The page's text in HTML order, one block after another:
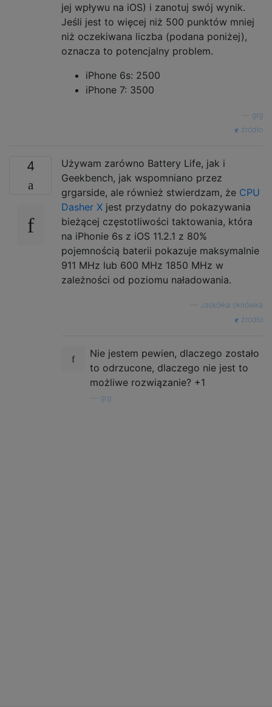
jej wpływu na iOS) i zanotuj swój wynik.
Jeśli jest to więcej niż 500 punktów mniej
niż oczekiwana liczba (podana poniżej),
oznacza to potencjalny problem.
iPhone 6s: 2500
iPhone 7: 3500
grg
źródło
4
Używam zarówno Battery Life, jak i
Geekbench, jak wspomniano przez
grgarside, ale również stwierdzam, że CPU
Dasher X jest przydatny do pokazywania
bieżącej częstotliwości taktowania, która
na iPhonie 6s z iOS 11.2.1 z 80%
pojemnością baterii pokazuje maksymalnie
911 MHz lub 600 MHz 1850 MHz w
zależności od poziomu naładowania.
Jaskółka oknówka
źródło
Nie jestem pewien, dlaczego zostało
to odrzucone, dlaczego nie jest to
możliwe rozwiązanie? +1
grg